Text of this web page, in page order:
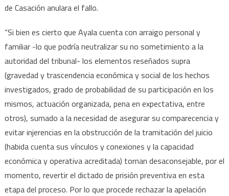
de Casación anulara el fallo.
“Si bien es cierto que Ayala cuenta con arraigo personal y
familiar -lo que podría neutralizar su no sometimiento a la
autoridad del tribunal- los elementos reseñados supra
(gravedad y trascendencia económica y social de los hechos
investigados, grado de probabilidad de su participación en los
mismos, actuación organizada, pena en expectativa, entre
otros), sumado a la necesidad de asegurar su comparecencia y
evitar injerencias en la obstrucción de la tramitación del juicio
(habida cuenta sus vínculos y conexiones y la capacidad
económica y operativa acreditada) tornan desaconsejable, por el
momento, revertir el dictado de prisión preventiva en esta
etapa del proceso. Por lo que procede rechazar la apelación